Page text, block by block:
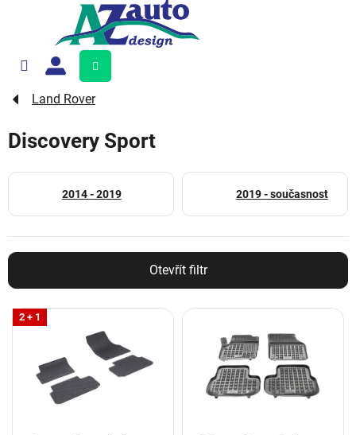
Nákupní
košík
Land Rover
Discovery Sport
2014 - 2019 2019 - současnost
Otevřít filtr
V
ý
2 + 1